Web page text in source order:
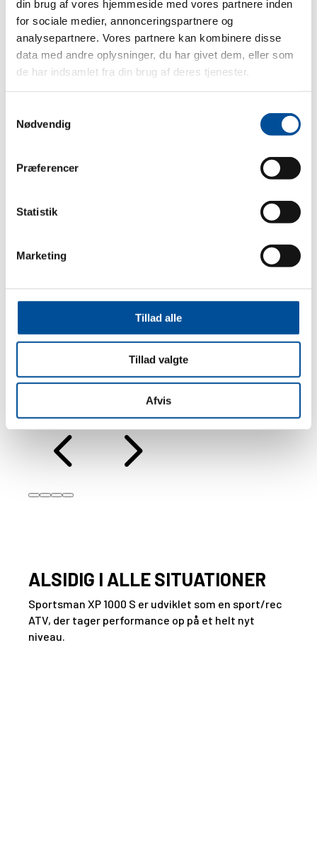
din brug af vores hjemmeside med vores partnere inden
for sociale medier, annonceringspartnere og
analysepartnere. Vores partnere kan kombinere disse
data med andre oplysninger, du har givet dem, eller som
de har indsamlet fra din brug af deres tjenester.
Nødvendig
Præferencer
Statistik
Marketing
Tillad alle
Tillad valgte
Afvis
let
og
–
så
45
ALSIDIG I ALLE SITUATIONER
Sportsman XP 1000 S er udviklet som en sport/rec
ATV, der tager performance op på et helt nyt
niveau.